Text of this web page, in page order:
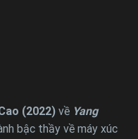
(2022) về Yang
bậc thầy về máy xúc